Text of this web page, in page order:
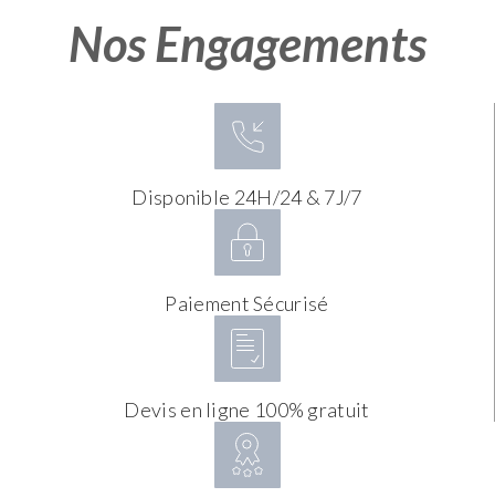
Nos Engagements
Disponible 24H/24 & 7J/7
Paiement Sécurisé
Devis en ligne 100% gratuit